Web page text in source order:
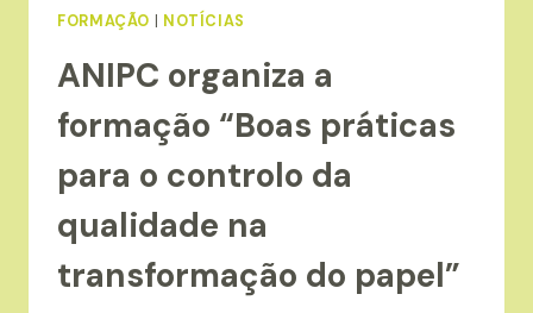
FORMAÇÃO NOTÍCIAS
ANIPC organiza a
formação “Boas práticas
para o controlo da
qualidade na
transformação do papel”